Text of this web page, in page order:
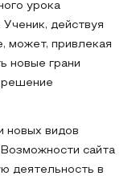
урока
действуя
может, привлекая
новые грани
решение
новых видов
сайта
деятельность в